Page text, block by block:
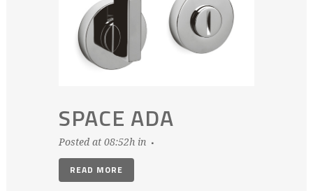
SPACE ADA
Posted at 08:52h in
READ MORE